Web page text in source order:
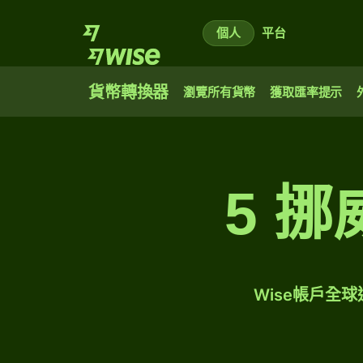
個人 平台
貨幣轉換器 瀏覽所有貨幣 獲取匯率提示
5 挪
Wise帳戶全球